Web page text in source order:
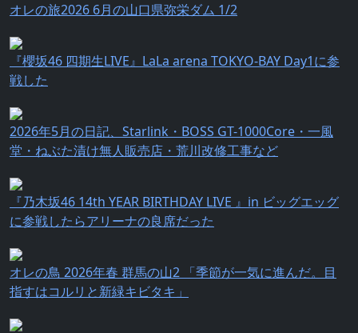
オレの旅2026 6月の山口県弥栄ダム 1/2
『櫻坂46 四期生LIVE』LaLa arena TOKYO-BAY Day1に参
戦した
2026年5月の日記、Starlink・BOSS GT-1000Core・一風
堂・ねぶた漬け無人販売店・荒川改修工事など
『乃⽊坂46 14th YEAR BIRTHDAY LIVE 』in ビッグエッグ
に参戦したらアリーナの良席だった
オレの鳥 2026年春 群馬の山2 「季節が一気に進んだ。目
指すはコルリと新緑キビタキ」